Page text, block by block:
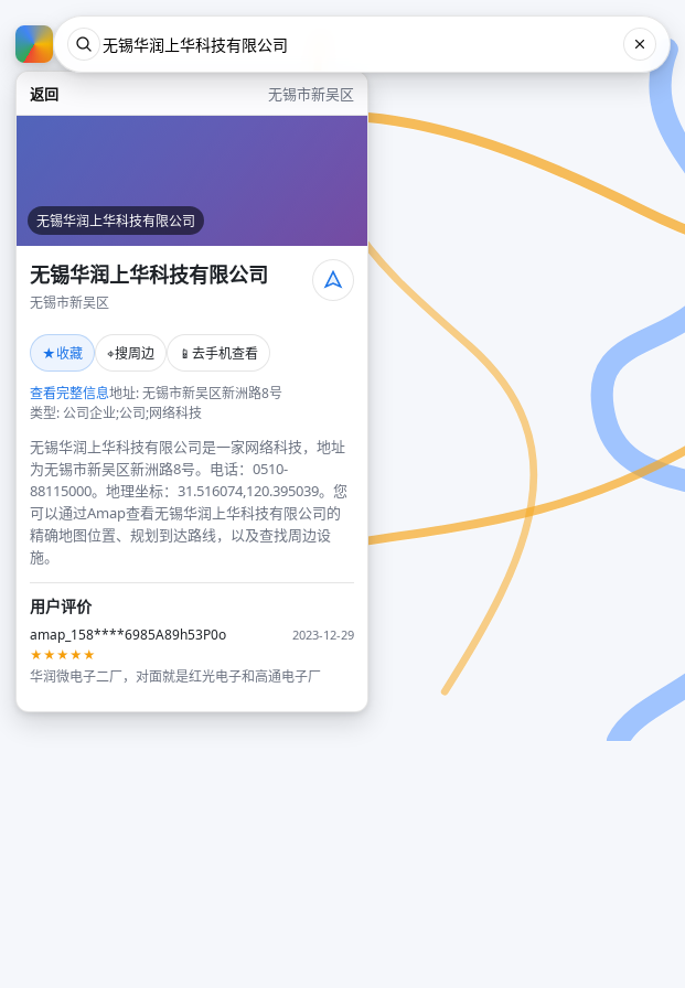
返回 无锡市新吴区
无锡华润上华科技有限公司
无锡华润上华科技有限公司
无锡市新吴区
★收藏 ⌖搜周边 📱 去手机查看
查看完整信息地址: 无锡市新吴区新洲路8号
类型: 公司企业;公司;网络科技
无锡华润上华科技有限公司是一家网络科技，地址
为无锡市新吴区新洲路8号。电话：0510-
88115000。地理坐标：31.516074,120.395039。您
可以通过Amap查看无锡华润上华科技有限公司的
精确地图位置、规划到达路线，以及查找周边设
施。
用户评价
amap_158****6985A89h53P0o
2023-12-29
★★★★★
华润微电子二厂，对面就是红光电子和高通电子厂